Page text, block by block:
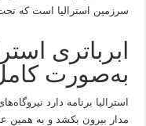
سرزمین استرالیا است که
ابرباتری
به‌صورت
مدار بیرون بکشد و به همین